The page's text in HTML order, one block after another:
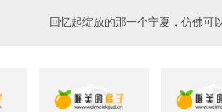
回忆起绽放的那一个宁夏，仿佛可